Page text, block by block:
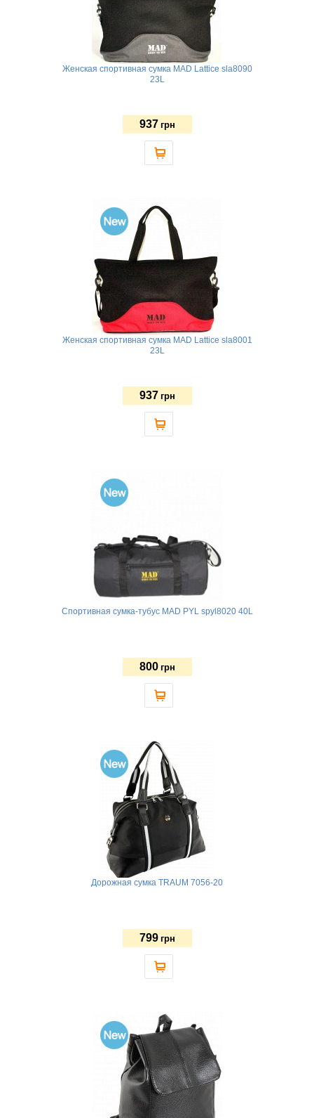
Женская спортивная сумка MAD Lattice sla8090
23L
937 грн
Женская спортивная сумка MAD Lattice sla8001
23L
937 грн
Спортивная сумка-тубус MAD PYL spyl8020 40L
800 грн
Дорожная сумка TRAUM 7056-20
799 грн